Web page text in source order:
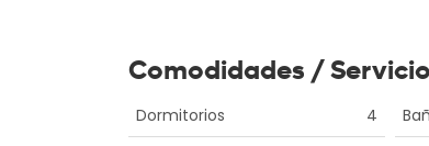
Comodidades /
Dormitorios 4